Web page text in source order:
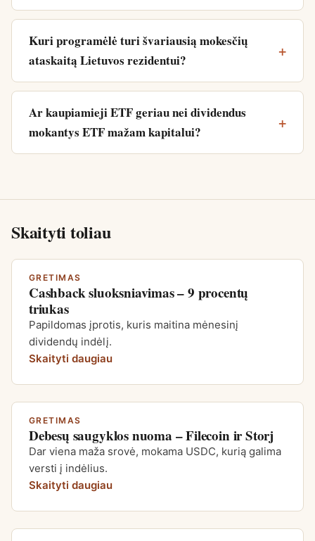
Kuri programėlė turi švariausią mokesčių
ataskaitą Lietuvos rezidentui?
Ar kaupiamieji ETF geriau nei dividendus
mokantys ETF mažam kapitalui?
Skaityti toliau
GRETIMAS
Cashback sluoksniavimas – 9 procentų
triukas
Papildomas įprotis, kuris maitina mėnesinį
dividendų indėlį.
Skaityti daugiau
GRETIMAS
Debesų saugyklos nuoma – Filecoin ir Storj
Dar viena maža srovė, mokama USDC, kurią galima
versti į indėlius.
Skaityti daugiau